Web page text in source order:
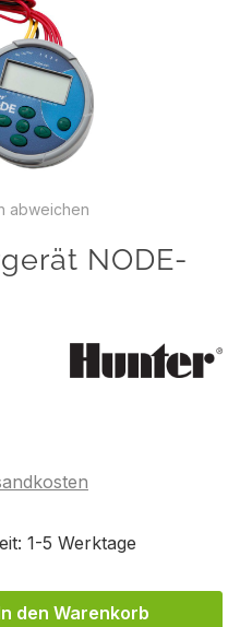
abweichen
NODE-
1-5 Werktage
den gewünschten
den Warenkorb